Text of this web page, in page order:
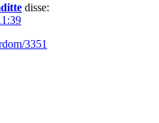
disse:
3351